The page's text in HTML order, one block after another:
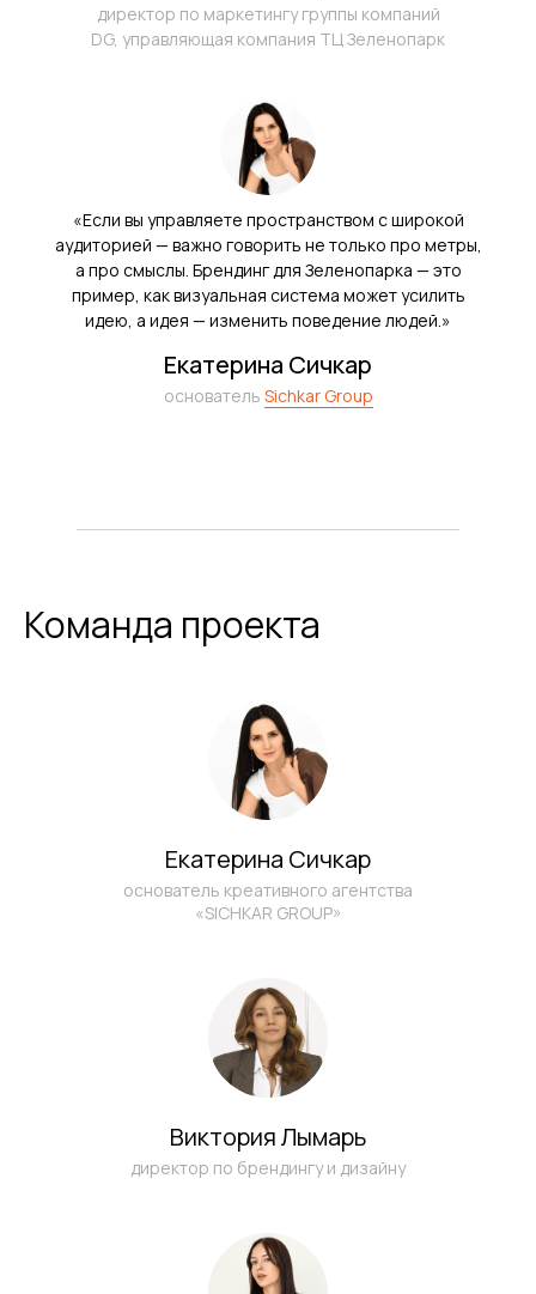
директор по маркетингу группы компаний
DG, управляющая компания ТЦ Зеленопарк
«Если вы управляете пространством с широкой
аудиторией — важно говорить не только про метры,
а про смыслы. Брендинг для Зеленопарка — это
пример, как визуальная система может усилить
идею, а идея — изменить поведение людей.»
Екатерина Сичкар
основатель Sichkar Group
Команда проекта
Екатерина Сичкар
основатель креативного агентства
«SICHKAR GROUP»
Виктория Лымарь
директор по брендингу и дизайну
Я ознакомлен (а) и согласен (на) с
и даю согласие наобработку моих
Написать в Telegram